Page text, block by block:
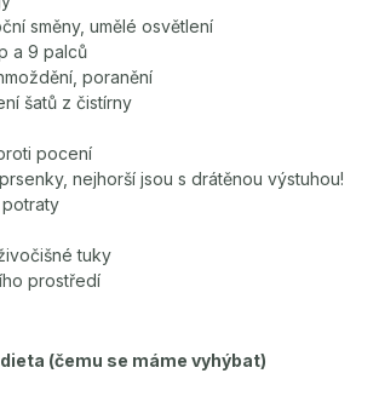
směny, umělé osvětlení
a 9 palců
poranění
šatů z čistírny
pocení
nejhorší jsou s drátěnou výstuhou!
tuky
prostředí
(čemu se máme vyhýbat)